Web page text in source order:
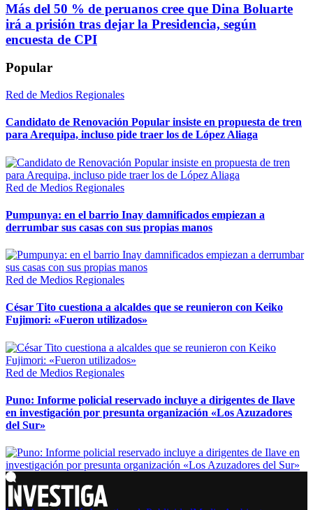
Más del 50 % de peruanos cree que Dina Boluarte
irá a prisión tras dejar la Presidencia, según
encuesta de CPI
Popular
Red de Medios Regionales
Candidato de Renovación Popular insiste en propuesta de tren
para Arequipa, incluso pide traer los de López Aliaga
Red de Medios Regionales
Pumpunya: en el barrio Inay damnificados empiezan a
derrumbar sus casas con sus propias manos
Red de Medios Regionales
César Tito cuestiona a alcaldes que se reunieron con Keiko
Fujimori: «Fueron utilizados»
Red de Medios Regionales
Puno: Informe policial reservado incluye a dirigentes de Ilave
en investigación por presunta organización «Los Azuzadores
del Sur»